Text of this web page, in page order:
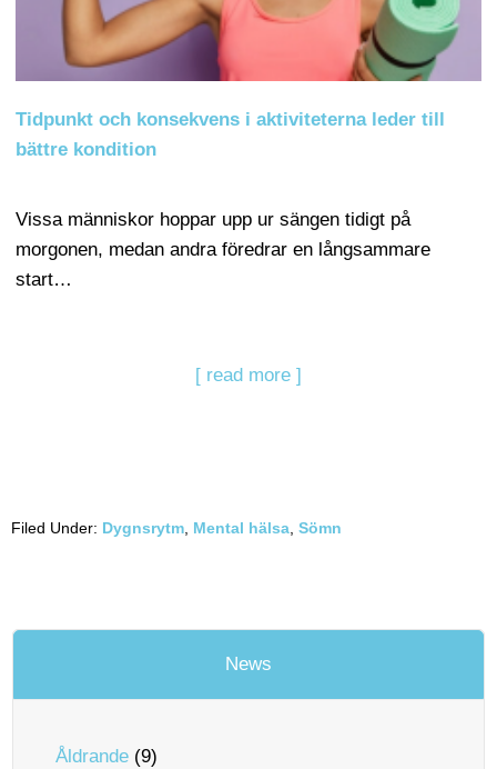
Tidpunkt och konsekvens i aktiviteterna leder till
bättre kondition
Vissa människor hoppar upp ur sängen tidigt på
morgonen, medan andra föredrar en långsammare
start…
[ read more ]
Filed Under: Dygnsrytm Mental hälsa Sömn
News
Åldrande (9)